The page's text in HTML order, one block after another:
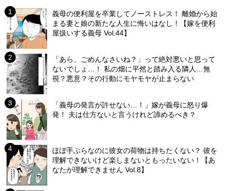
義母の便利屋を卒業してノーストレス！ 離婚から始
まる妻と娘の新たな人生に悔いはなし！【嫁を便利
屋扱いする義母 Vol.44】
「あら、ごめんなさいね？」って絶対悪いと思って
ないでしょ…！ 私の畑に平然と踏み入る隣人…無
視？悪意？その行動にモヤモヤが止まらない
「義母の発言が許せない…！」嫁が義母に怒り爆
発！ 夫は仕方ないと言うけれど諦めるべき？
ほぼ手ぶらなのに彼女の荷物は持ちたくない？ 彼を
理解できないけど楽しまないともったいない！【あ
なたが理解できません Vol.8】